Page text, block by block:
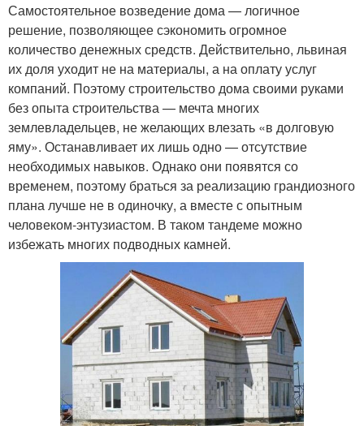
Самостоятельное возведение дома — логичное
решение, позволяющее сэкономить огромное
количество денежных средств. Действительно, львиная
их доля уходит не на материалы, а на оплату услуг
компаний. Поэтому строительство дома своими руками
без опыта строительства — мечта многих
землевладельцев, не желающих влезать «в долговую
яму». Останавливает их лишь одно — отсутствие
необходимых навыков. Однако они появятся со
временем, поэтому браться за реализацию грандиозного
плана лучше не в одиночку, а вместе с опытным
человеком-энтузиастом. В таком тандеме можно
избежать многих подводных камней.